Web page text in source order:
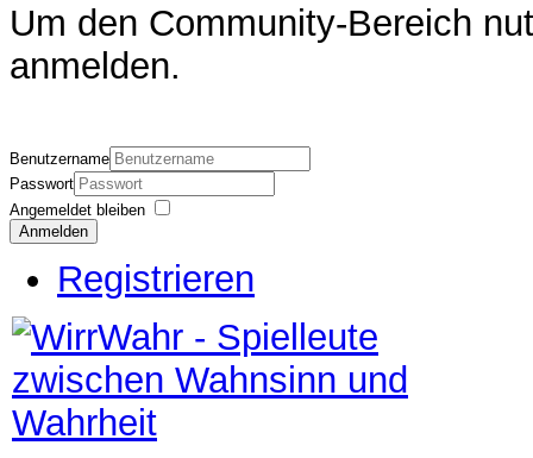
Um den Community-Bereich
anmelden.
Benutzername
Passwort
Angemeldet bleiben
Anmelden
Registrieren